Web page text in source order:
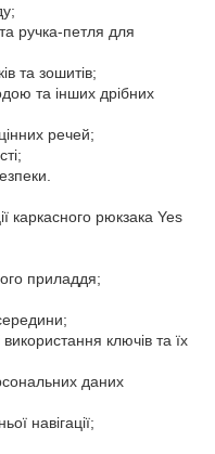
ручка-петля для
та зошитів;
та інших дрібних
речей;
каркасного рюкзака Yes
приладдя;
ключів та їх
даних
навігації;